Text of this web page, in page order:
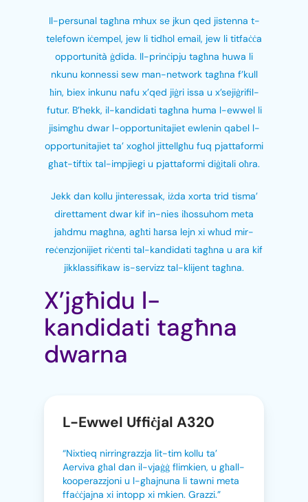
Il-persunal tagħna mhux se jkun qed jistenna t-
telefown iċempel, jew li tidħol email, jew li titfaċċa
opportunità ġdida. Il-prinċipju tagħna huwa li
nkunu konnessi sew man-network tagħna f’kull
ħin, biex inkunu nafu x’qed jiġri issa u x’sejiġrifil-
futur. B’hekk, il-kandidati tagħna huma l-ewwel li
jisimgħu dwar l-opportunitajiet ewlenin qabel l-
opportunitajiet ta’ xogħol jittellgħu fuq pjattaformi
għat-tiftix tal-impjiegi u pjattaformi diġitali oħra.
Jekk dan kollu jinteressak, iżda xorta trid tisma’
direttament dwar kif in-nies iħossuhom meta
jaħdmu magħna, agħti ħarsa lejn xi wħud mir-
reċenzjonijiet riċenti tal-kandidati tagħna u ara kif
jikklassifikaw is-servizz tal-klijent tagħna.
X’jgħidu l-
kandidati tagħna
dwarna
L-Ewwel Uffiċjal A320
“Nixtieq nirringrazzja lit-tim kollu ta’
Aerviva għal dan il-vjaġġ flimkien, u għall-
kooperazzjoni u l-għajnuna li tawni meta
ffaċċjajna xi intopp xi mkien. Grazzi.”